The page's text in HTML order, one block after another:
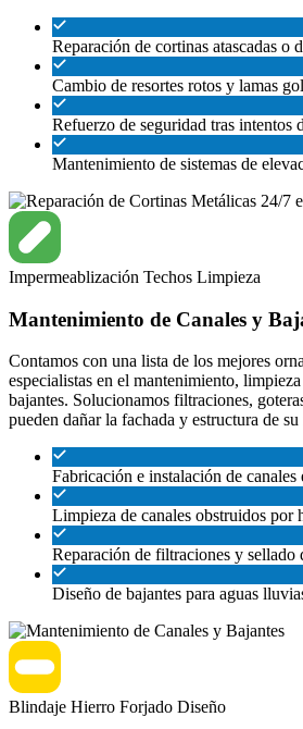
Reparación de cortinas atascadas o
Cambio de resortes rotos y lamas
Refuerzo de seguridad tras intentos
Mantenimiento de sistemas de
Impermeablización Techos Limpieza
Mantenimiento de Canales y
Contamos con una lista de los mejores
especialistas en el mantenimiento,
bajantes. Solucionamos filtraciones,
pueden dañar la fachada y estructura de
Fabricación e instalación de
Limpieza de canales obstruidos por
Reparación de filtraciones y sellado
Diseño de bajantes para aguas
Blindaje Hierro Forjado Diseño